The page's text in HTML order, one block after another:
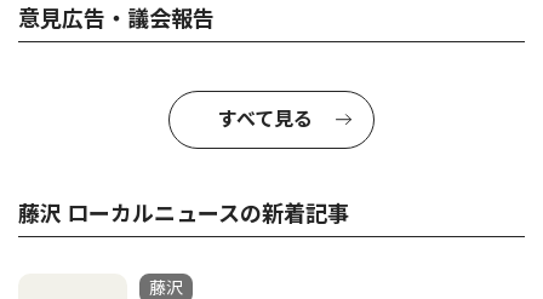
意見広告・議会報告
すべて見る
藤沢 ローカルニュースの新着記事
藤沢